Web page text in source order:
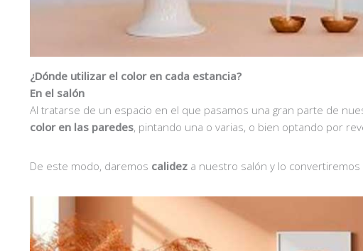
¿Dónde utilizar el color en cada estancia?
En el salón
Al tratarse de un espacio en el que pasamos una gran parte de
color en las paredes, pintando una o varias, o bien optando por
De este modo, daremos calidez a nuestro salón y lo